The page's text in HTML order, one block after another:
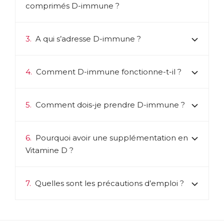
comprimés D-immune ?
3. A qui s’adresse D-immune ?
4. Comment D-immune fonctionne-t-il ?
5. Comment dois-je prendre D-immune ?
6. Pourquoi avoir une supplémentation en
Vitamine D ?
7. Quelles sont les précautions d’emploi ?